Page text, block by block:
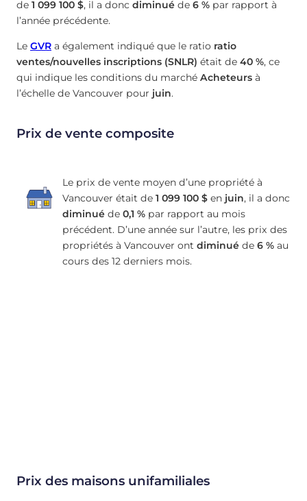
de 1 099 100 $, il a donc diminué de 6 % par rapport à
l’année précédente.
Le GVR a également indiqué que le ratio ratio
ventes/nouvelles inscriptions (SNLR) était de 40 %, ce
qui indique les conditions du marché Acheteurs à
l’échelle de Vancouver pour juin.
Prix de vente composite
Le prix de vente moyen d’une propriété à
Vancouver était de 1 099 100 $en juin, il a donc
diminuéde 0,1 %par rapport au mois
précédent. D’une année sur l’autre, les prix des
propriétés à Vancouver ont diminuéde 6 %au
cours des 12 derniers mois.
Prix des maisons unifamiliales